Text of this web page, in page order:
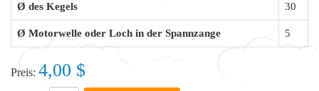
Ø des Kegels 30
Ø Motorwelle oder Loch in der Spannzange 5
Preis: 4,00 $